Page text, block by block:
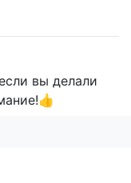
вы делали